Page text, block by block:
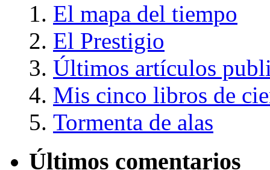
El mapa del tiempo
El Prestigio
Últimos artículos
Mis cinco libros de
Tormenta de alas
Últimos comentarios